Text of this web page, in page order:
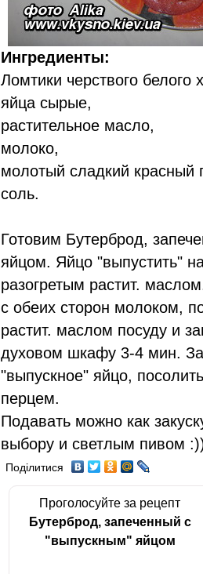
Ингредиенты:
Ломтики черствого белого
яйца сырые,
растительное масло,
молоко,
молотый сладкий красный
соль.
Готовим Бутерброд,
яйцом. Яйцо "выпустить"
разогретым растит.
с обеих сторон молоком,
растит. маслом посуду и
духовом шкафу 3-4 мин.
"выпускное" яйцо,
перцем.
Подавать можно как
выбору и светлым пивом
Поділитися
Проголосуйте за рецепт
Бутерброд, запеченный с
"выпускным" яйцом